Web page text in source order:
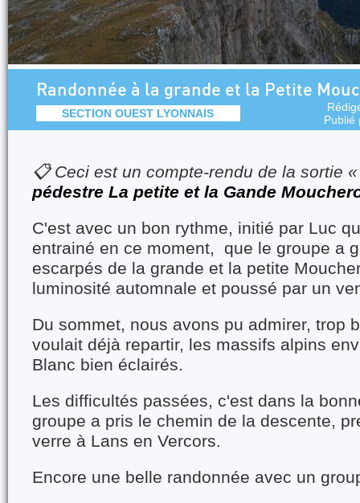
Randonnée à la grande et la Petite
SECTION OUEST LYONNAIS
📋 Ceci est un compte-rendu de la sortie
pédestre La petite et la Gande
C'est avec un bon rythme, initié par Luc
entrainé en ce moment, que le groupe a
escarpés de la grande et la petite
luminosité automnale et poussé par un
Du sommet, nous avons pu admirer, trop
voulait déjà repartir, les massifs alpins
Blanc bien éclairés.
Les difficultés passées, c'est dans la
groupe a pris le chemin de la descente,
verre à Lans en Vercors.
Encore une belle randonnée avec un